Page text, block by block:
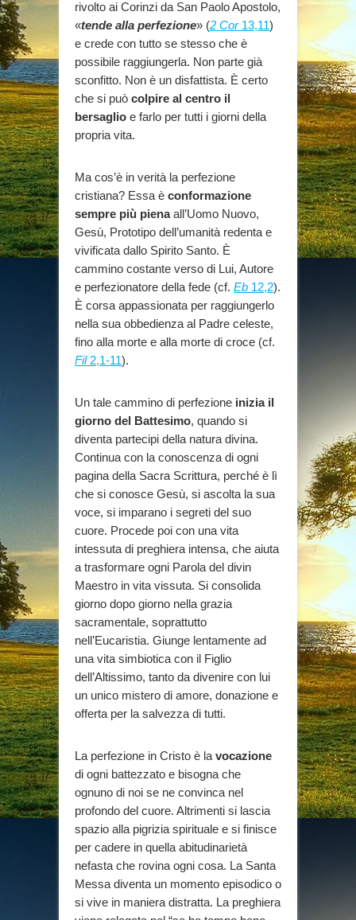
rivolto ai Corinzi da San Paolo Apostolo,
«tende alla perfezione» (2 Cor13,11)
e crede con tutto se stesso che è
possibile raggiungerla. Non parte già
sconfitto. Non è un disfattista. È certo
che si può colpire al centro il
bersaglio e farlo per tutti i giorni della
propria vita.
Ma cos’è in verità la perfezione
cristiana? Essa è conformazione
sempre più pienaall’Uomo Nuovo,
Gesù, Prototipo dell’umanità redenta e
vivificata dallo Spirito Santo. È
cammino costante verso di Lui, Autore
e perfezionatore della fede (cf. Eb 12,2).
È corsa appassionata per raggiungerlo
nella sua obbedienza al Padre celeste,
fino alla morte e alla morte di croce (cf.
Fil2,1-11).
Un tale cammino di perfezione inizia il
giorno del Battesimo, quando si
diventa partecipi della natura divina.
Continua con la conoscenza di ogni
pagina della Sacra Scrittura, perché è lì
che si conosce Gesù, si ascolta la sua
voce, si imparano i segreti del suo
cuore. Procede poi con una vita
intessuta di preghiera intensa, che aiuta
a trasformare ogni Parola del divin
Maestro in vita vissuta. Si consolida
giorno dopo giorno nella grazia
sacramentale, soprattutto
nell’Eucaristia. Giunge lentamente ad
una vita simbiotica con il Figlio
dell’Altissimo, tanto da divenire con lui
un unico mistero di amore, donazione e
offerta per la salvezza di tutti.
La perfezione in Cristo è la vocazione
di ogni battezzato e bisogna che
ognuno di noi se ne convinca nel
profondo del cuore. Altrimenti si lascia
spazio alla pigrizia spirituale e si finisce
per cadere in quella abitudinarietà
nefasta che rovina ogni cosa. La Santa
Messa diventa un momento episodico o
si vive in maniera distratta. La preghiera